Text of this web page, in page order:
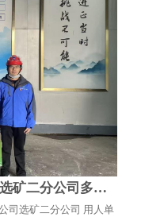
洛阳栾川钼业集团股份有限公司选矿二分公司多金属综合回收暨排尾系统改造项目职业病危害控制效果评价报告
司选矿二分公司 用人单